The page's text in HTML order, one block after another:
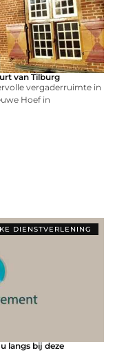
van Tilburg
vergaderruimte in
Hoef in
DIENSTVERLENING
langs bij deze